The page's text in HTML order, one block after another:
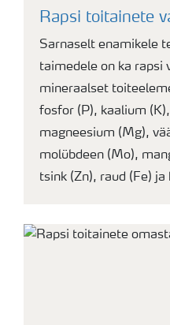
Rapsi toitainete
Sarnaselt enamikele
taimedele on ka rapsi
mineraalset
fosfor (P), kaalium
magneesium (Mg),
molübdeen (Mo),
tsink (Zn), raud (Fe) ja